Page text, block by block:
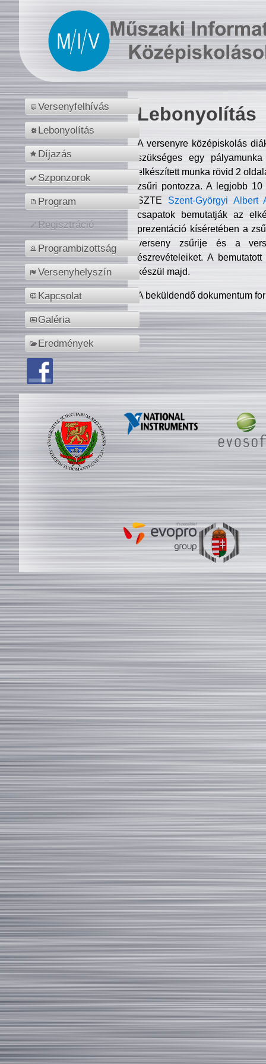
Versenyfelhívás
Lebonyolítás
Díjazás
Szponzorok
Program
Regisztráció
Programbizottság
Versenyhelyszín
Kapcsolat
Galéria
Eredmények
Lebonyolítás
A versenyre középiskolás
szükséges egy
elkészített munka rövid 2
zsűri pontozza. A legjobb
SZTE Szent-Györgyi Albert
csapatok bemutatják az
prezentáció kíséretében a
verseny zsűrije és a
észrevételeiket. A
készül majd.
A beküldendő dokumentum